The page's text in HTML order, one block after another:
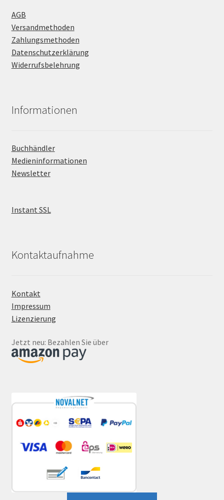
AGB
Versandmethoden
Zahlungsmethoden
Datenschutzerklärung
Widerrufsbelehrung
Informationen
Buchhändler
Medieninformationen
Newsletter
Instant SSL
Kontaktaufnahme
Kontakt
Impressum
Lizenzierung
Jetzt neu: Bezahlen Sie über